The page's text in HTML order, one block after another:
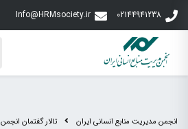
02144941238
Info@HRMsociety.ir
انجمن مدیریت منابع انسانی ایران تالار گفتمان انجمن